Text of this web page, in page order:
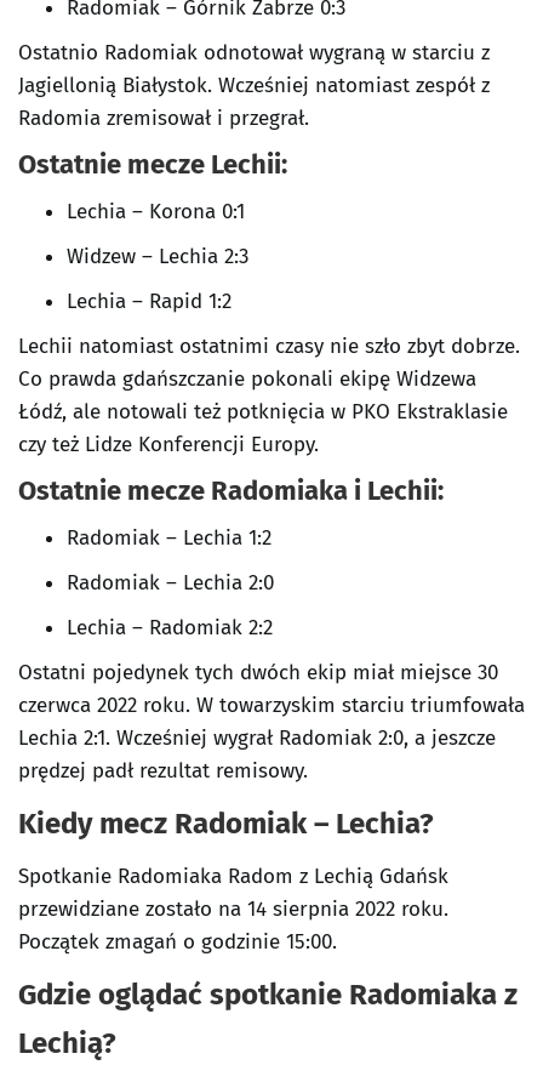
Radomiak – Górnik Zabrze 0:3
Ostatnio Radomiak odnotował wygraną w starciu z
Jagiellonią Białystok. Wcześniej natomiast zespół z
Radomia zremisował i przegrał.
Ostatnie mecze Lechii:
Lechia – Korona 0:1
Widzew – Lechia 2:3
Lechia – Rapid 1:2
Lechii natomiast ostatnimi czasy nie szło zbyt dobrze.
Co prawda gdańszczanie pokonali ekipę Widzewa
Łódź, ale notowali też potknięcia w PKO Ekstraklasie
czy też Lidze Konferencji Europy.
Ostatnie mecze Radomiaka i Lechii:
Radomiak – Lechia 1:2
Radomiak – Lechia 2:0
Lechia – Radomiak 2:2
Ostatni pojedynek tych dwóch ekip miał miejsce 30
czerwca 2022 roku. W towarzyskim starciu triumfowała
Lechia 2:1. Wcześniej wygrał Radomiak 2:0, a jeszcze
prędzej padł rezultat remisowy.
Kiedy mecz Radomiak – Lechia?
Spotkanie Radomiaka Radom z Lechią Gdańsk
przewidziane zostało na 14 sierpnia 2022 roku.
Początek zmagań o godzinie 15:00.
Gdzie oglądać spotkanie Radomiaka z
Lechią?